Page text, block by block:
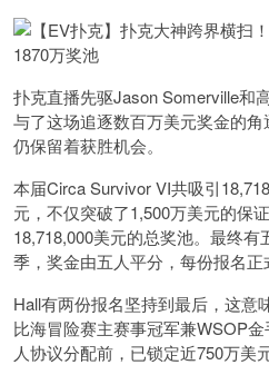
扑克直播先驱Jason Somerville和
与了这场追逐数百万美元奖金的
仍保留着获胜机会。
本届Circa Survivor VI共吸引
元，不仅突破了1,500万美元的保
18,718,000美元的总奖池。最终
季，奖金由五人平分，每份报名正
Hall有两份报名坚持到最后，这意
比海冒险赛主赛事冠军兼WSOP
人协议分配前，已锁定近750万美